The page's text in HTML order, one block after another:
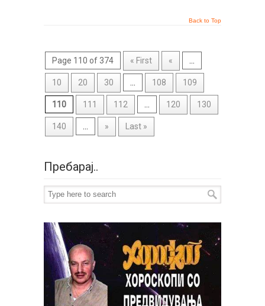
Back to Top
Page 110 of 374 « First « ...
10 20 30 ... 108 109
110 111 112 ... 120 130
140 ... » Last »
Пребарај..